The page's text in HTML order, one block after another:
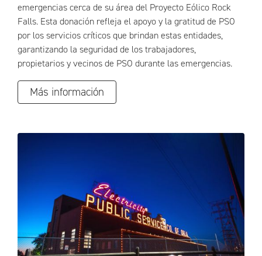
emergencias cerca de su área del Proyecto Eólico Rock
Falls. Esta donación refleja el apoyo y la gratitud de PSO
por los servicios críticos que brindan estas entidades,
garantizando la seguridad de los trabajadores,
propietarios y vecinos de PSO durante las emergencias.
Más información